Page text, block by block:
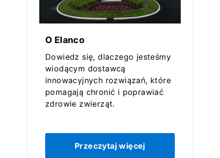
O Elanco
Dowiedz się, dlaczego jesteśmy
wiodącym dostawcą
innowacyjnych rozwiązań, które
pomagają chronić i poprawiać
zdrowie zwierząt.
Przeczytaj więcej